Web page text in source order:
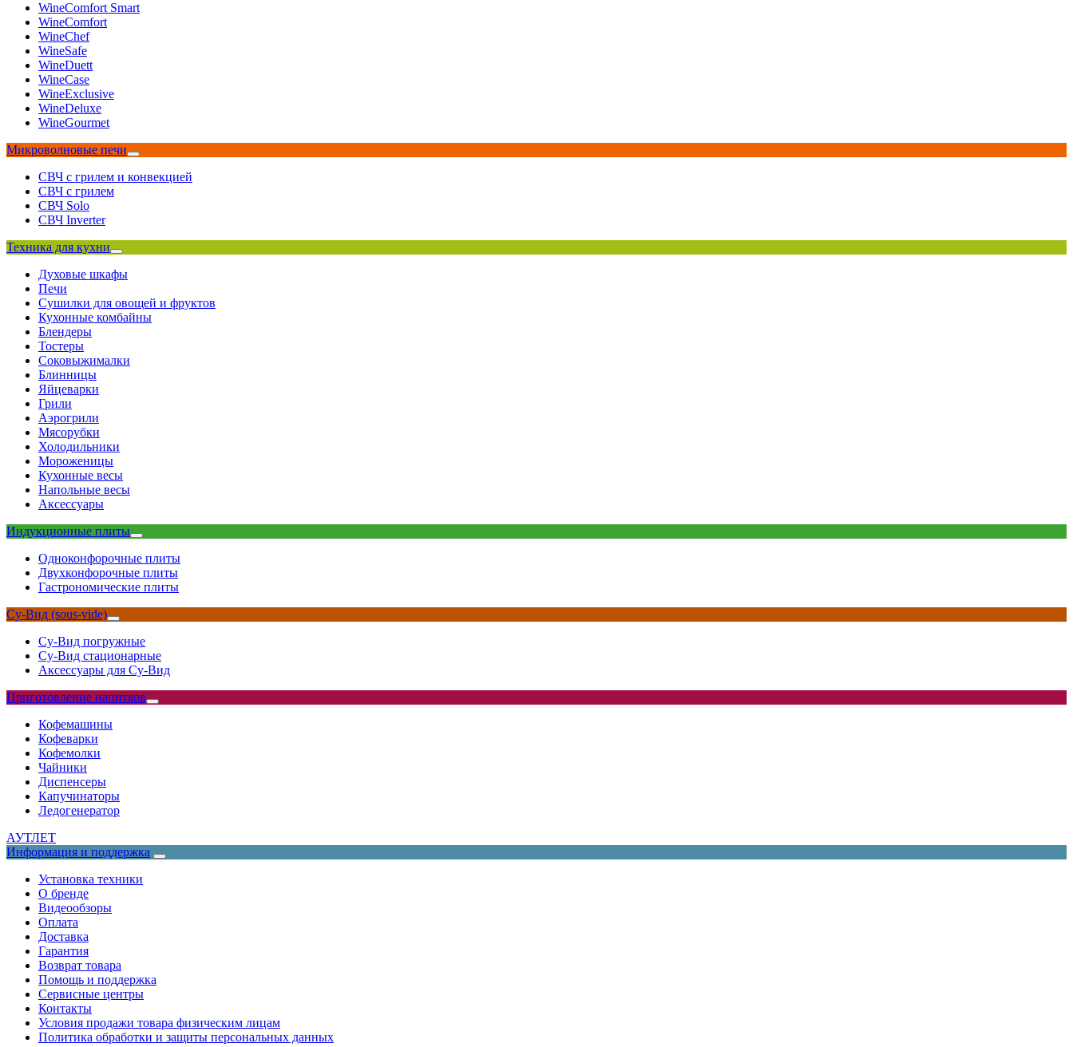
WineComfort Smart
WineComfort
WineChef
WineSafe
WineDuett
WineCase
WineExclusive
WineDeluxe
WineGourmet
Микроволновые печи
СВЧ с грилем и конвекцией
СВЧ с грилем
СВЧ Solo
СВЧ Inverter
Техника для кухни
Духовые шкафы
Печи
Сушилки для овощей и фруктов
Кухонные комбайны
Блендеры
Тостеры
Соковыжималки
Блинницы
Яйцеварки
Грили
Аэрогрили
Мясорубки
Холодильники
Мороженицы
Кухонные весы
Напольные весы
Аксессуары
Индукционные плиты
Одноконфорочные плиты
Двухконфорочные плиты
Гастрономические плиты
Су-Вид (sous-vide)
Су-Вид погружные
Су-Вид стационарные
Аксессуары для Су-Вид
Приготовление напитков
Кофемашины
Кофеварки
Кофемолки
Чайники
Диспенсеры
Капучинаторы
Ледогенератор
АУТЛЕТ
Информация и поддержка
Установка техники
О бренде
Видеообзоры
Оплата
Доставка
Гарантия
Возврат товара
Помощь и поддержка
Сервисные центры
Контакты
Условия продажи товара физическим лицам
Политика обработки и защиты персональных данных